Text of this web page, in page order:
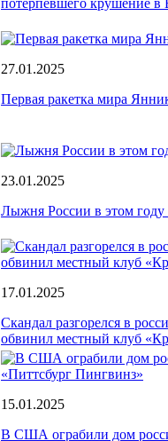
27.01.2025
Первая ракетка мира
23.01.2025
Лыжня России в этом году
17.01.2025
Скандал разгорелся в
обвинил местный клуб
15.01.2025
В США ограбили дом